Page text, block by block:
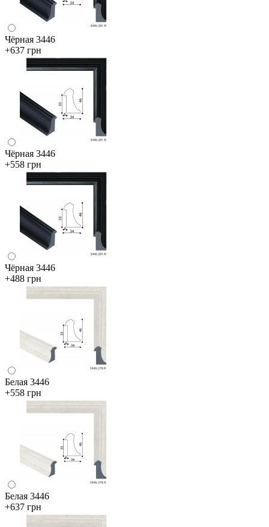
Чёрная 3446
+637 грн
Чёрная 3446
+558 грн
Чёрная 3446
+488 грн
Белая 3446
+558 грн
Белая 3446
+637 грн